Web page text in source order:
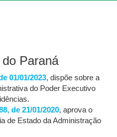
Paraná
01/01/2023, dispõe sobre a
do Poder Executivo
de 21/01/2020, aprova o
de Estado da Administração